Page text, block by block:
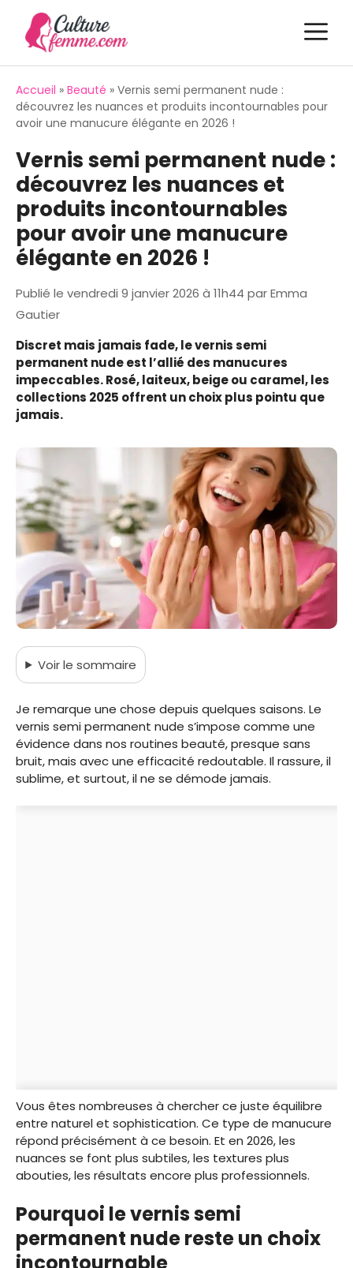
contenu
Accueil » Beauté » Vernis semi permanent nude :
découvrez les nuances et produits incontournables pour
avoir une manucure élégante en 2026 !
Vernis semi permanent nude :
découvrez les nuances et
produits incontournables
pour avoir une manucure
élégante en 2026 !
Publié le vendredi 9 janvier 2026 à 11h44 parEmma
Gautier
Discret mais jamais fade, le vernis semi
permanent nude est l’allié des manucures
impeccables. Rosé, laiteux, beige ou caramel, les
collections 2025 offrent un choix plus pointu que
jamais.
Voirle sommaire
Je remarque une chose depuis quelques saisons. Le
vernis semi permanent nude s’impose comme une
évidence dans nos routines beauté, presque sans
bruit, mais avec une efficacité redoutable. Il rassure, il
sublime, et surtout, il ne se démode jamais.
Vous êtes nombreuses à chercher ce juste équilibre
entre naturel et sophistication. Ce type de manucure
répond précisément à ce besoin. Et en 2026, les
nuances se font plus subtiles, les textures plus
abouties, les résultats encore plus professionnels.
Pourquoi le vernis semi
permanent nude reste un choix